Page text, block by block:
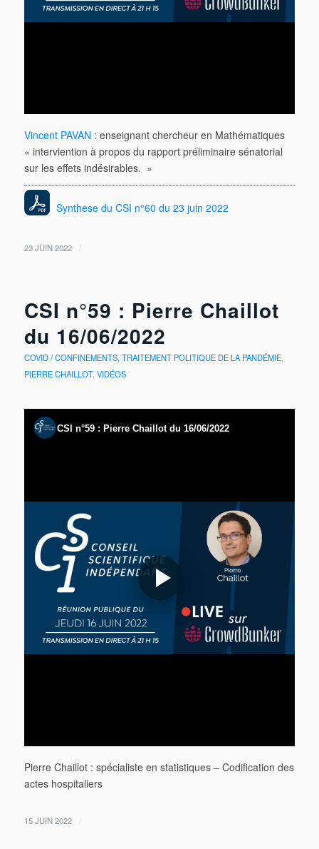
Vincent PAVAN : enseignant chercheur en Mathématiques
« interviention à propos du rapport préliminaire sénatorial
sur les effets indésirables. »
Synthese du CSI n°60 du 23 juin 2022
23 JUIN 2022 /
CSI n°59 : Pierre Chaillot
du 16/06/2022
COVID / CONFINEMENTS, TRAITEMENT POLITIQUE DE LA PANDÉMIE,
PIERRE CHAILLOT, VIDÉOS
Pierre Chaillot : spécialiste en statistiques – Codification des
actes hospitaliers
15 JUIN 2022 /